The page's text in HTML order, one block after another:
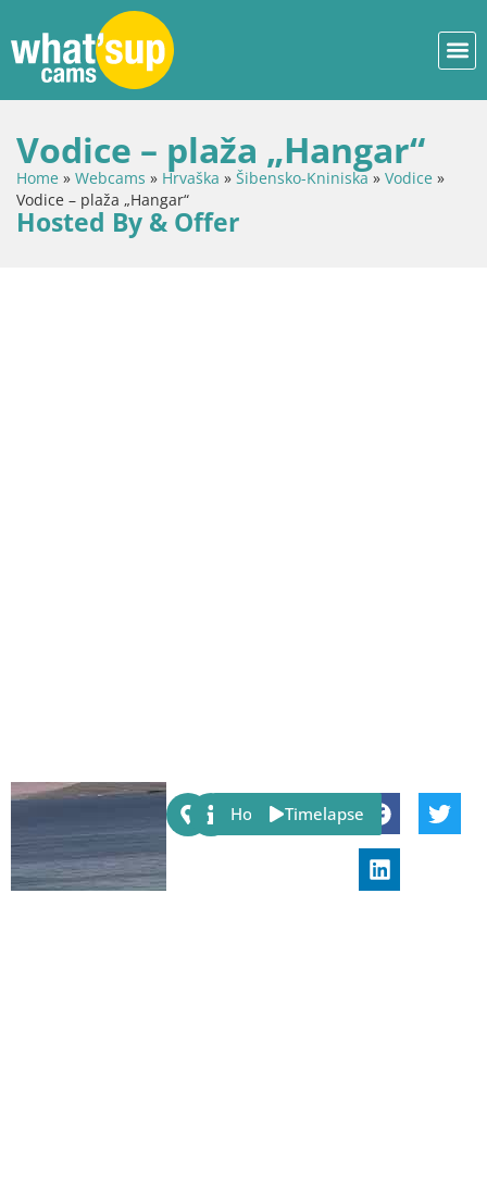
Vodice – plaža „Hangar“
Home » Webcams » Hrvaška » Šibensko-Kniniska» Vodice »
Vodice – plaža „Hangar“
Hosted By & Offer
Share:
Host Timelapse